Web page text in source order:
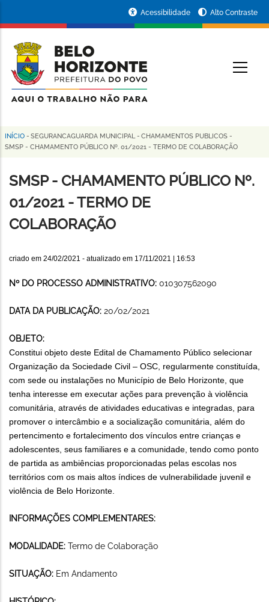
conteúdo
principal
da
Prefeitura
de
Horizonte
Acessibilidade Alto Contraste
Trilha
navegação
INÍCIO - SEGURANCAGUARDA MUNICIPAL- CHAMAMENTOS PUBLICOS -
SMSP - CHAMAMENTO PÚBLICO Nº. 01/2021 - TERMO DE COLABORAÇÃO
SMSP - CHAMAMENTO PÚBLICO Nº.
01/2021 - TERMO DE
COLABORAÇÃO
criado em 24/02/2021 - atualizado em 17/11/2021 | 16:53
Nº DO PROCESSO ADMINISTRATIVO: 010307562090
DATA DA PUBLICAÇÃO: 20/02/2021
OBJETO:
Constitui objeto deste Edital de Chamamento Público selecionar
Organização da Sociedade Civil – OSC, regularmente constituída,
com sede ou instalações no Município de Belo Horizonte, que
tenha interesse em executar ações para prevenção à violência
comunitária, através de atividades educativas e integradas, para
promover o intercâmbio e a socialização comunitária, além do
pertencimento e fortalecimento dos vínculos entre crianças e
adolescentes, seus familiares e a comunidade, tendo como ponto
de partida as ambiências proporcionadas pelas escolas nos
territórios com os mais altos índices de vulnerabilidade juvenil e
violência de Belo Horizonte.
INFORMAÇÕES COMPLEMENTARES:
MODALIDADE: Termo de Colaboração
SITUAÇÃO: Em Andamento